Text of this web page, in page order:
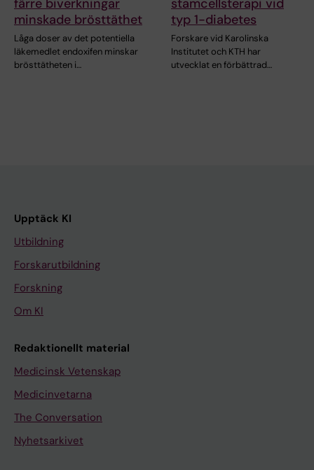
färre biverkningar
minskade brösttäthet
Låga doser av det potentiella
läkemedlet endoxifen minskar
brösttätheten i…
stamcellsterapi vid
typ 1-diabetes
Forskare vid Karolinska
Institutet och KTH har
utvecklat en förbättrad…
Upptäck KI
Utbildning
Forskarutbildning
Forskning
Om KI
Redaktionellt material
Medicinsk Vetenskap
Medicinvetarna
The Conversation
Nyhetsarkivet